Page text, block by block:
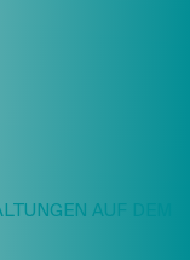
AUF DEM